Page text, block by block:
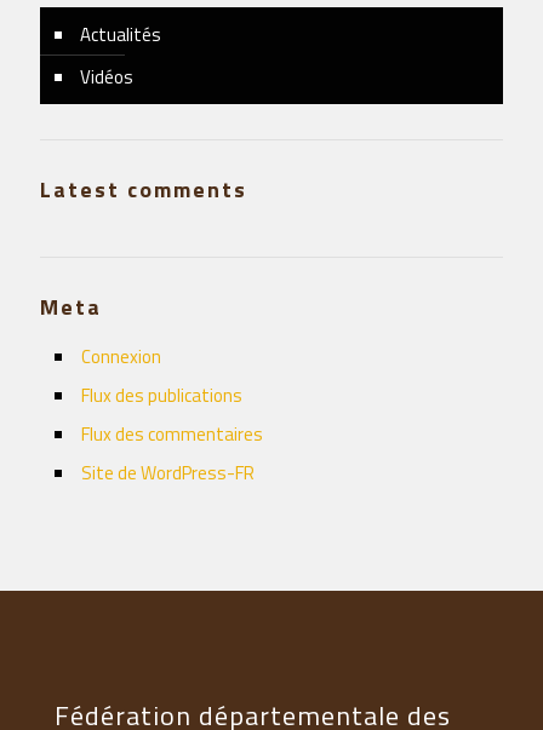
Actualités
Vidéos
Latest comments
Meta
Connexion
Flux des publications
Flux des commentaires
Site de WordPress-FR
Fédération départementale des